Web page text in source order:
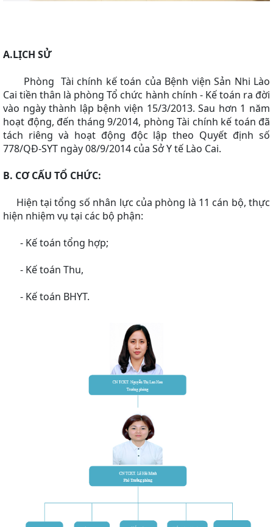
A.LỊCH SỬ
Phòng Tài chính kế toán của Bệnh viện Sản Nhi Lào
Cai tiền thân là phòng Tổ chức hành chính - Kế toán ra đời
vào ngày thành lập bệnh viện 15/3/2013. Sau hơn 1 năm
hoạt động, đến tháng 9/2014, phòng Tài chính kế toán đã
tách riêng và hoạt động độc lập theo Quyết định số
778/QĐ-SYT ngày 08/9/2014 của Sở Y tế Lào Cai.
B. CƠ CẤU TỔ CHỨC:
Hiện tại tổng số nhân lực của phòng là 11 cán bộ, thực
hiện nhiệm vụ tại các bộ phận:
- Kế toán tổng hợp;
- Kế toán Thu,
- Kế toán BHYT.